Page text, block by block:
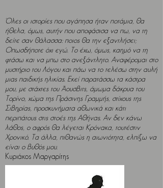
Όλες οι ιστορίες που αγάπησα ήταν ποτάμια, θα
ήθελα, όμως, αυτήν που αποφάσισα να πω, να τη
δείτε σαν θάλασσα: ποιος θα την εξαντλήσει;
Οπωσδήποτε όχι εγώ. Tο έχω, όμως, καημό να τη
φτάσω και να μπω στο ανεξάντλητο. Αναφέρομαι στο
μυστήριο του Λόγου και πάω να το τελέσω στην αυλή
μιας παιδικής ηλικίας. Εκεί παρατάσσω τα κάστρα
μου, με στάχτες του Άουσβιτς, άμωμα δάκρυα του
Τορίνο, χώμα της Πράσινης Γραμμής, στίχους της
Σιβηρίας, προσκυνήματα αθωνικά και κάτι
περιπάτους στις στοές της Αθήνας. Αν δεν κάνω
λάθος, ο αφρός θα λέγεται Κρόνακα, τουτέστιν
Χρονικό. Τα άλλα, πιθανώς η αιωνιότητα, ελπίζω να
είναι ο βυθός μου.
Κυριάκος Μαργαρίτης